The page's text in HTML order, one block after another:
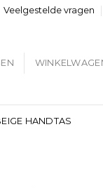
Veelgestelde vragen
HANDTAS